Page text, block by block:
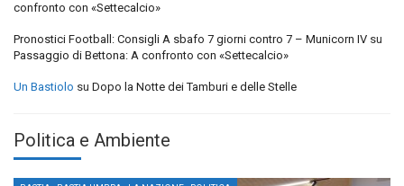
confronto con «Settecalcio»
Pronostici Football: Consigli A sbafo 7 giorni contro 7 – Municorn IV su
Passaggio di Bettona: A confronto con «Settecalcio»
Un Bastiolo su Dopo la Notte dei Tamburi e delle Stelle
Politica e Ambiente